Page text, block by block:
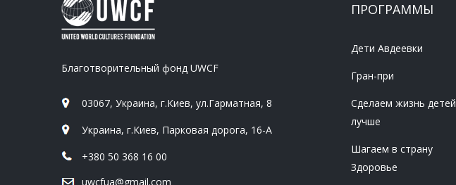
Благотворительный фонд UWCF
03067, Украина, г.Киев, ул.Гарматная, 8
Украина, г.Киев, Парковая дорога, 16-А
+380 50 368 16 00
uwcfua@gmail.com
ПРОГРАММЫ
Дети Авдеевки
Гран-при
Сделаем жизнь детей
лучше
Шагаем в страну
Здоровье